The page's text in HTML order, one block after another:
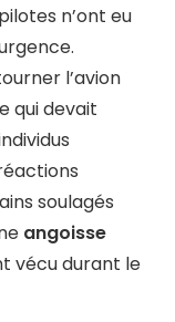
n’ont eu
l’avion
qui devait
soulagés
angoisse
vécu durant le